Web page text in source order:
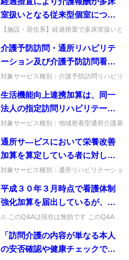
室扱いとなる従来型個室につい
ては、「基準費用額」及び「負
用されるということでよいか。
【施設・居住系】経過措置で多床室扱いと
はどうなるか。いずれも多床室の額が適用
される。出典：平成17年1...
介護予防訪問・通所リハビリテ
ーション及び介護予防訪問看護
からの理学療法士・作業療法
いて、12月以上継続した場合の
減算起算の開始時点はいつとな
るのか。また、12月の計算方法
は如何。
対象サービス種別：介護予防訪問リハビリ
ョン,介護予防訪問看護基準種別:介護報酬
「利用開始した月から12...
生活機能向上連携加算は、同一
法人の指定訪問リハビリテーシ
ョン事業所若しくは指定通所リ
ハビリテーションを実施してい
る医療提供施設（原則として許
可病床数２００床未満のものに
限る。）と連携する場合も算定
できるものと考えてよいか。
対象サービス種別：地域密着型通所介護基
について」質問生活機能向上連携加算は、
同一法人の指定訪問リハビリ...
通所サ―ビスにおいて栄養改善
加算を算定している者に対して
管理栄養士による居宅療養管理
対象サービス種別：通所リハビリテーショ
応型通所介護基準種別:介護報酬「栄養改
善加算について」質問通...
平成３０年３月時点で看護体制
強化加算を届出しているが、平
成３０年４月以降も看護体制強
は、実利用者の割合の算出方法
が変更になったことから、新た
⚠ このQ&Aは現在は無効です このQ&A
となっています（処遇改善加算など、要件
が変更さ...
「訪問介護の内容が単なる本人
の安否確認や健康チェックであ